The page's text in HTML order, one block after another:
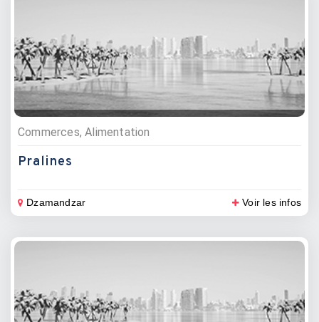
Commerces, Alimentation
Pralines
Dzamandzar Voir les infos